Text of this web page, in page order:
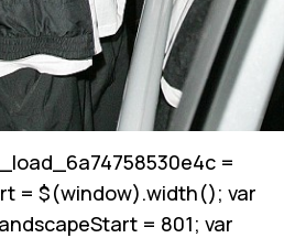
=
= $(window).width(); var
= 801; var